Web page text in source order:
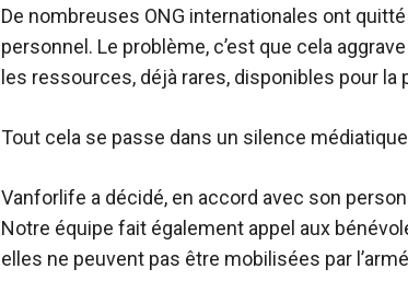
De nombreuses ONG internationales ont
personnel. Le problème, c’est que cela
les ressources, déjà rares, disponibles pour la
Tout cela se passe dans un silence
Vanforlife a décidé, en accord avec son
Notre équipe fait également appel aux
elles ne peuvent pas être mobilisées par